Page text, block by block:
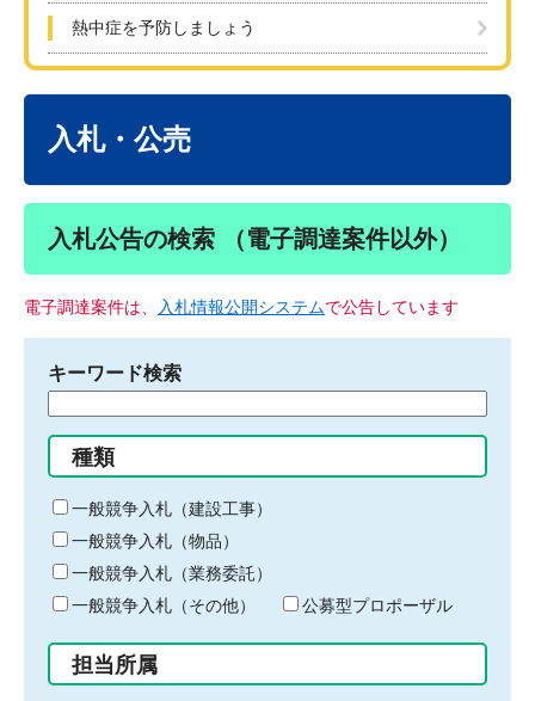
熱中症を予防しましょう
入札・公売
入札公告の検索 （電子調達案件以外）
電子調達案件は、 入札情報公開システムで公告しています
キーワード検索
る
キ
ー
ワ
ー
ド
入
力
種類
一般競争入札（建設工事）
一般競争入札（物品）
一般競争入札（業務委託）
一般競争入札（その他）
公募型プロポーザル
担当所属